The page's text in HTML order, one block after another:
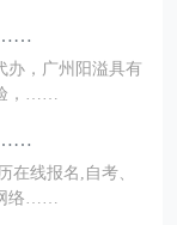
……
办，广州阳溢具有
，……
……
在线报名,自考、
络……